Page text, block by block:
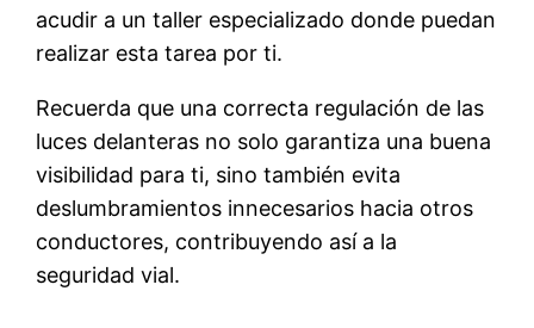
acudir a un taller especializado donde puedan
realizar esta tarea por ti.
Recuerda que una correcta regulación de las
luces delanteras no solo garantiza una buena
visibilidad para ti, sino también evita
deslumbramientos innecesarios hacia otros
conductores, contribuyendo así a la
seguridad vial.